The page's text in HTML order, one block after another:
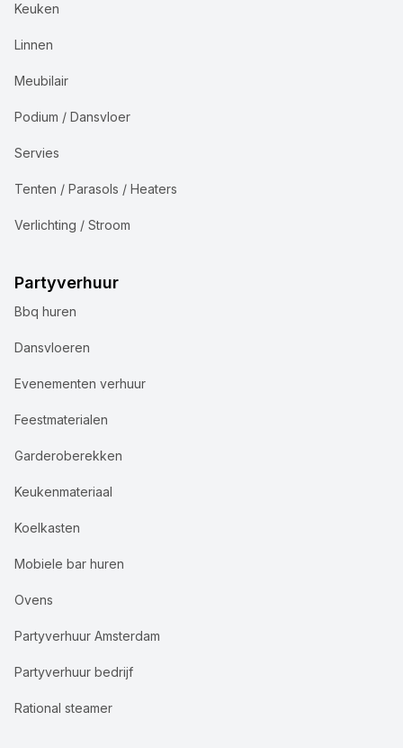
Keuken
Linnen
Meubilair
Podium / Dansvloer
Servies
Tenten / Parasols / Heaters
Verlichting / Stroom
Partyverhuur
Bbq huren
Dansvloeren
Evenementen verhuur
Feestmaterialen
Garderoberekken
Keukenmateriaal
Koelkasten
Mobiele bar huren
Ovens
Partyverhuur Amsterdam
Partyverhuur bedrijf
Rational steamer